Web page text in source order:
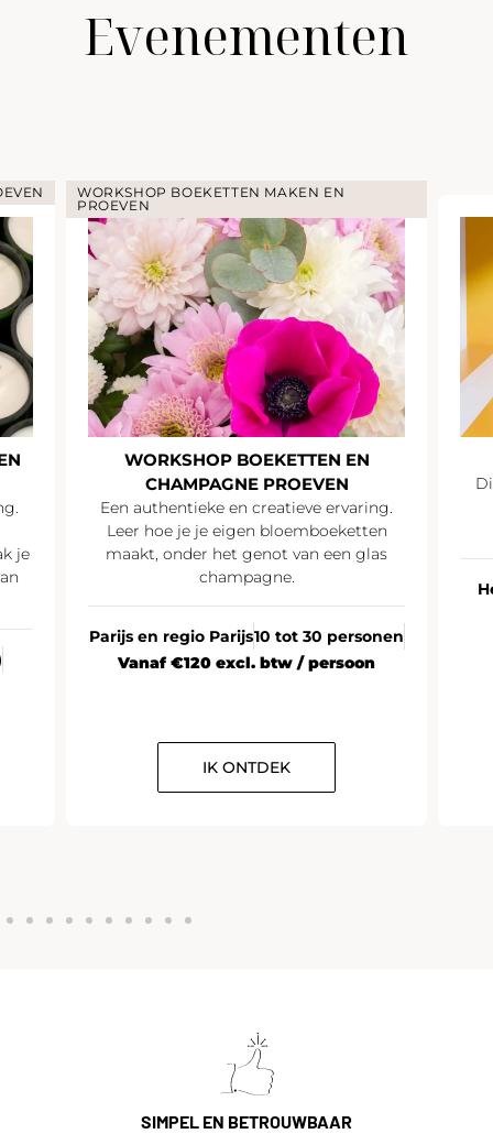
Evenementen
je
WORKSHOP BOEKETTEN MAKEN EN
PROEVEN
WORKSHOP BOEKETTEN EN
CHAMPAGNE PROEVEN
Een authentieke en creatieve ervaring.
Leer hoe je je eigen bloemboeketten
maakt, onder het genot van een glas
champagne.
Parijs en regio Parijs10 tot 30 personen
Vanaf €120 excl. btw / persoon
IK ONTDEK
SIMPEL EN BETROUWBAAR